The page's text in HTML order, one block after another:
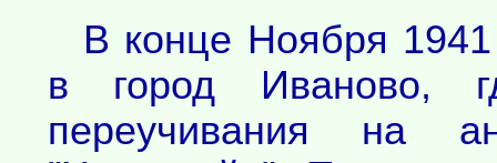
В конце Ноября
в город Иваново,
переучивания на